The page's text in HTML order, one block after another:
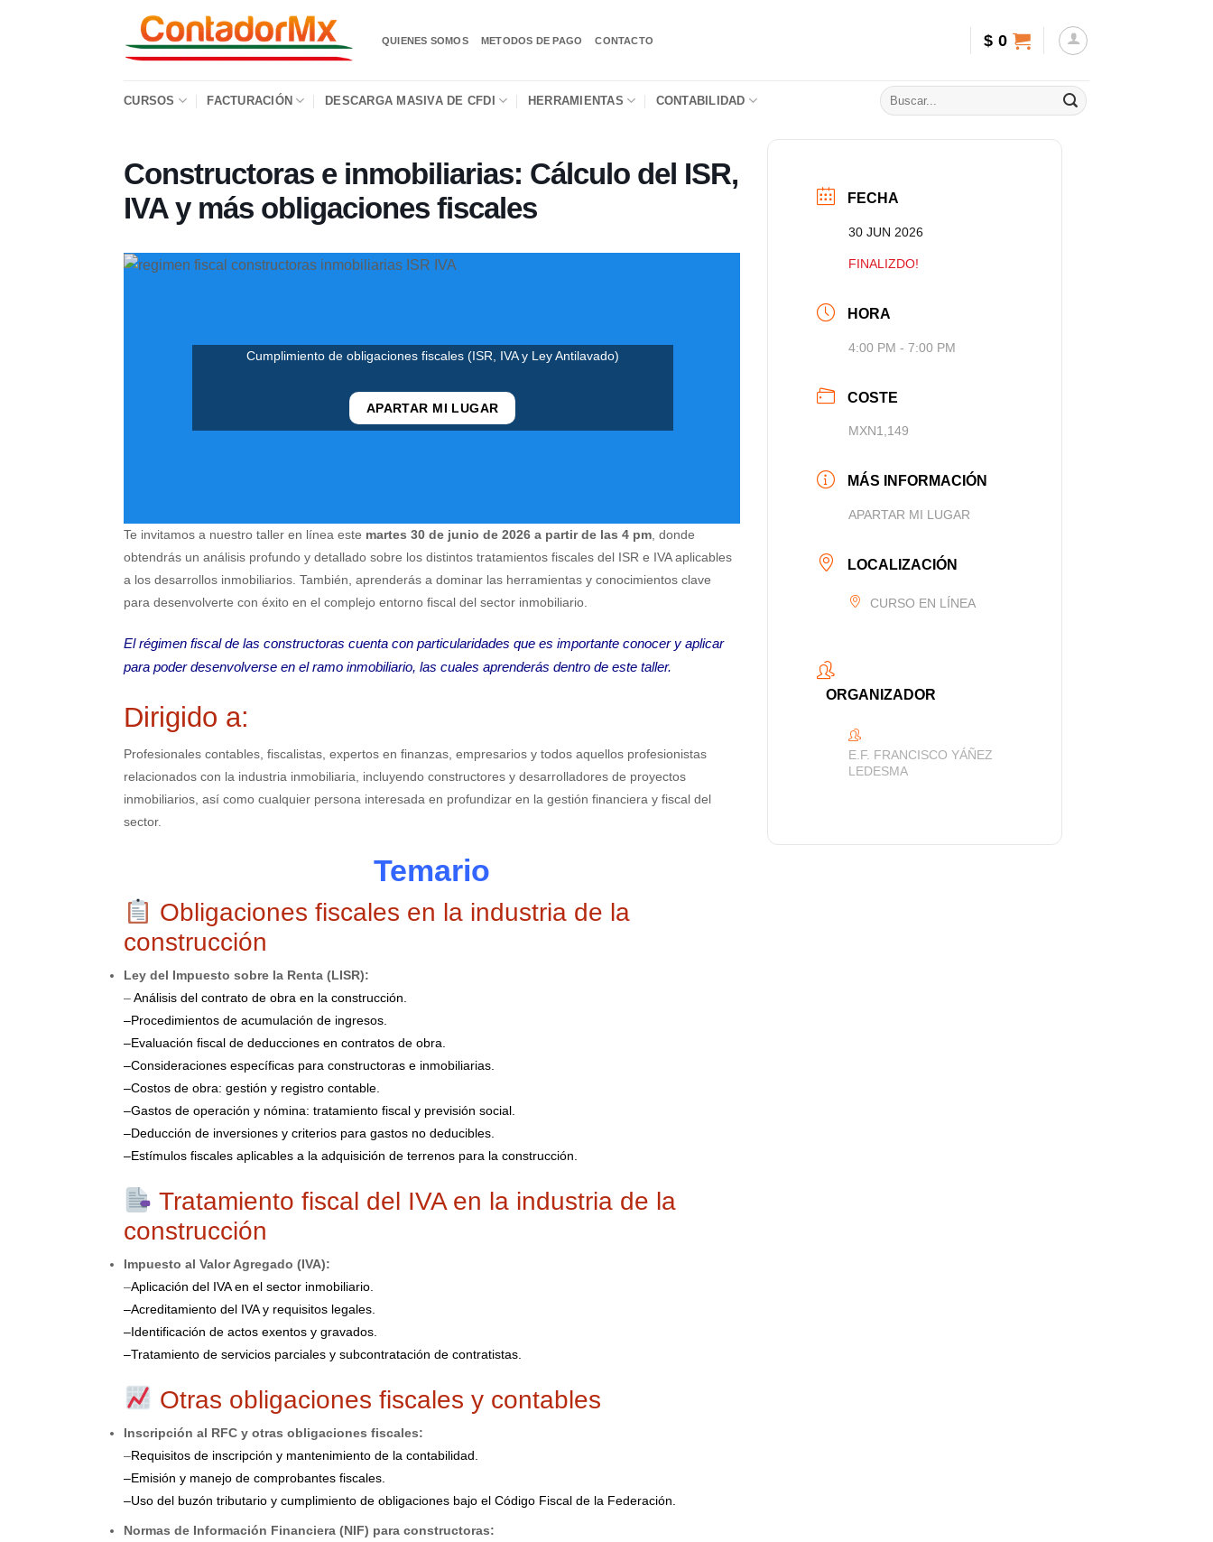
QUIENES SOMOS METODOS DE PAGO CONTACTO $ 0
CURSOS FACTURACIÓN DESCARGA MASIVA DE CFDI HERRAMIENTAS CONTABILIDAD
Constructoras e inmobiliarias: Cálculo del ISR,
IVA y más obligaciones fiscales
Cumplimiento de obligaciones fiscales (ISR, IVA y Ley Antilavado)
APARTAR MI LUGAR
Te invitamos a nuestro taller en línea este martes 30 de junio de 2026 a partir de las 4 pm , donde
obtendrás un análisis profundo y detallado sobre los distintos tratamientos fiscales del ISR e IVA aplicables
a los desarrollos inmobiliarios. También, aprenderás a dominar las herramientas y conocimientos clave
para desenvolverte con éxito en el complejo entorno fiscal del sector inmobiliario.
El régimen fiscal de las constructoras cuenta con particularidades que es importante conocer y aplicar
para poder desenvolverse en el ramo inmobiliario, las cuales aprenderás dentro de este taller.
Dirigido a:
Profesionales contables, fiscalistas, expertos en finanzas, empresarios y todos aquellos profesionistas
relacionados con la industria inmobiliaria, incluyendo constructores y desarrolladores de proyectos
inmobiliarios, así como cualquier persona interesada en profundizar en la gestión financiera y fiscal del
sector.
Temario
Obligaciones fiscales en la industria de la
construcción
Ley del Impuesto sobre la Renta (LISR):
–Análisis del contrato de obra en la construcción.
–Procedimientos de acumulación de ingresos.
–Evaluación fiscal de deducciones en contratos de obra.
–Consideraciones específicas para constructoras e inmobiliarias.
–Costos de obra: gestión y registro contable.
–Gastos de operación y nómina: tratamiento fiscal y previsión social.
–Deducción de inversiones y criterios para gastos no deducibles.
–Estímulos fiscales aplicables a la adquisición de terrenos para la construcción.
Tratamiento fiscal del IVA en la industria de la
construcción
Impuesto al Valor Agregado (IVA):
–Aplicación del IVA en el sector inmobiliario.
–Acreditamiento del IVA y requisitos legales.
–Identificación de actos exentos y gravados.
–Tratamiento de servicios parciales y subcontratación de contratistas.
Otras obligaciones fiscales y contables
Inscripción al RFC y otras obligaciones fiscales:
–Requisitos de inscripción y mantenimiento de la contabilidad.
–Emisión y manejo de comprobantes fiscales.
–Uso del buzón tributario y cumplimiento de obligaciones bajo el Código Fiscal de la Federación.
Normas de Información Financiera (NIF) para constructoras:
FECHA
30 JUN 2026
FINALIZDO!
HORA
4:00 PM - 7:00 PM
COSTE
MXN1,149
MÁS INFORMACIÓN
APARTAR MI LUGAR
LOCALIZACIÓN
CURSO EN LÍNEA
ORGANIZADOR
E.F. FRANCISCO YÁÑEZ
LEDESMA